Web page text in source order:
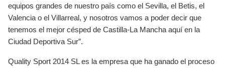
equipos grandes de nuestro país como el Sevilla, el Betis, el
Valencia o el Villarreal, y nosotros vamos a poder decir que
tenemos el mejor césped de Castilla-La Mancha aquí en la
Ciudad Deportiva Sur”.
Quality Sport 2014 SL es la empresa que ha ganado el proceso